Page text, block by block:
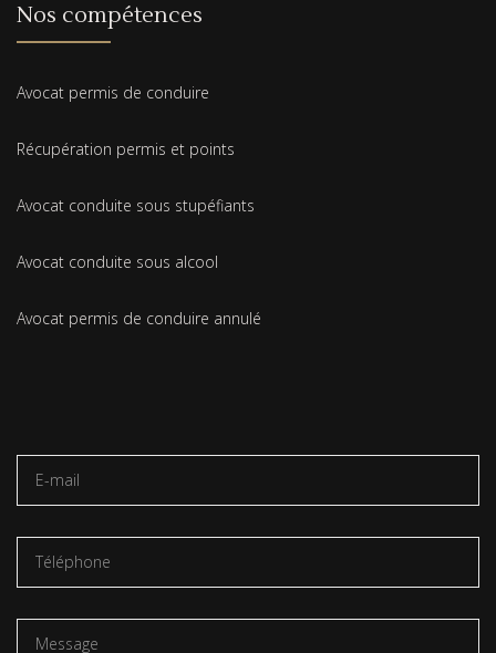
Nos compétences
Avocat permis de conduire
Récupération permis et points
Avocat conduite sous stupéfiants
Avocat conduite sous alcool
Avocat permis de conduire annulé